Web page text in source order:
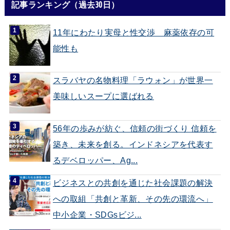
記事ランキング（過去30日）
11年にわたり実母と性交渉 麻薬依存の可
能性も
スラバヤの名物料理「ラウォン」が世界一
美味しいスープに選ばれる
56年の歩みが紡ぐ、信頼の街づくり 信頼を
築き、未来を創る。インドネシアを代表す
るデベロッパー、Ag...
ビジネスとの共創を通じた社会課題の解決
への取組「共創と革新、その先の環流へ」
中小企業・SDGsビジ...